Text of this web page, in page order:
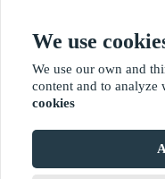
చిరునామా
We use
We use our own and
content and to analyze
cookies